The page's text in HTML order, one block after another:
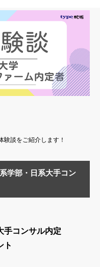
験談をご紹介します！
学部・日系大手コン
手コンサル内定
ト